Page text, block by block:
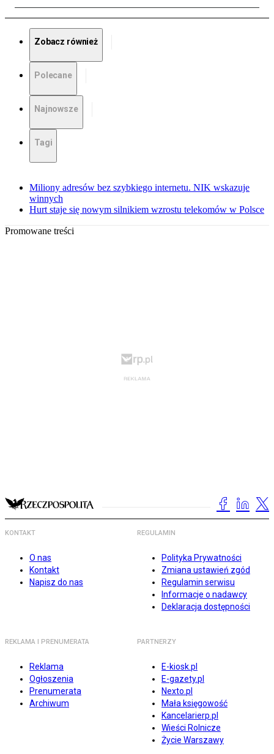
Zobacz również
Polecane
Najnowsze
Tagi
Miliony adresów bez szybkiego internetu. NIK wskazuje
winnych
Hurt staje się nowym silnikiem wzrostu telekomów w Polsce
Promowane treści
KONTAKT
O nas
Kontakt
Napisz do nas
REGULAMIN
Polityka Prywatności
Zmiana ustawień zgód
Regulamin serwisu
Informacje o nadawcy
Deklaracja dostępności
REKLAMA I PRENUMERATA
Reklama
Ogłoszenia
Prenumerata
Archiwum
PARTNERZY
E-kiosk.pl
E-gazety.pl
Nexto.pl
Mała księgowość
Kancelarierp.pl
Wieści Rolnicze
Życie Warszawy